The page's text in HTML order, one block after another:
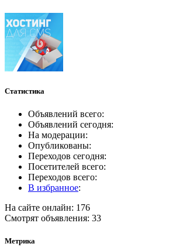
Статистика
Объявлений всего:
Объявлений сегодня:
На модерации:
Опубликованы:
Переходов сегодня:
Посетителей всего:
Переходов всего:
В избранное:
На сайте онлайн: 176
Смотрят объявления: 33
Метрика